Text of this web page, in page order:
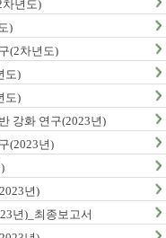
차년도)
)
(2차년도)
도)
도)
강화 연구(2023년)
(2023년)
년)
년)_최종보고서